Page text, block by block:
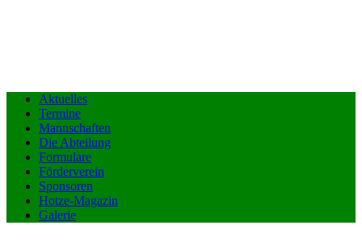
Aktuelles
Termine
Mannschaften
Die Abteilung
Formulare
Förderverein
Sponsoren
Hotze-Magazin
Galerie